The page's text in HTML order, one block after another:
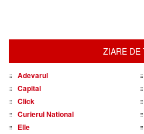
ZIARE DE
Adevarul
Capital
Click
Curierul National
Elle